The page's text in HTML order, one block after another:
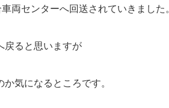
両センターへ回送されていきました。
戻ると思いますが
気になるところです。